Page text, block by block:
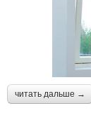
читать дальше →